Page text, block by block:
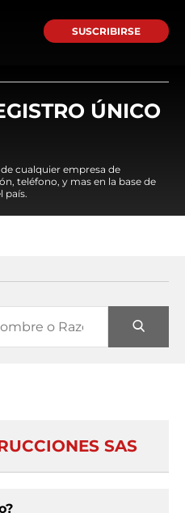
SUSCRIBIRSE
ÚNICO
cualquier empresa de
teléfono, y mas en la base de
país.
SAS